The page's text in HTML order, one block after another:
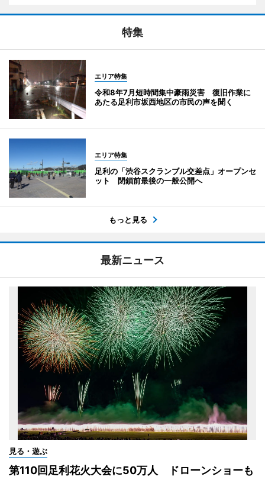
特集
エリア特集
令和8年7月短時間集中豪雨災害 復旧作業に
あたる足利市坂西地区の市民の声を聞く
エリア特集
足利の「渋谷スクランブル交差点」オープンセ
ット 閉鎖前最後の一般公開へ
もっと見る
最新ニュース
見る・遊ぶ
第110回足利花火大会に50万人 ドローンショーも